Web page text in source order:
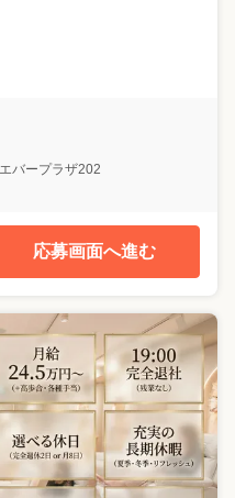
バープラザ202
応募画面へ進む